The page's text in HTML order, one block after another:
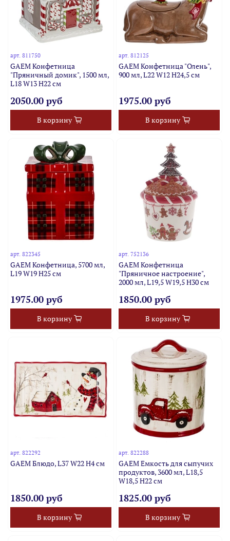
арт.811750
GAEM Конфетница
"Пряничный домик", 1500 мл,
L18 W13 H22 см
2050.00 руб
В корзину
арт. 812125
GAEM Конфетница "Олень",
900 мл, L22 W12 H24,5 см
1975.00 руб
В корзину
арт.822345
GAEM Конфетница, 5700 мл,
L19 W19 H25 см
1975.00 руб
В корзину
арт. 752136
GAEM Конфетница
"Пряничное настроение",
2000 мл, L19,5 W19,5 H30 см
1850.00 руб
В корзину
арт.822292
GAEM Блюдо, L37 W22 H4 см
1850.00 руб
В корзину
арт. 822288
GAEM Емкость для сыпучих
продуктов, 3600 мл, L18,5
W18,5 H22 см
1825.00 руб
В корзину